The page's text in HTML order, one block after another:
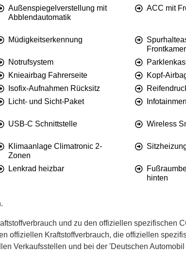
Außenspiegelverstellung mit
Abblendautomatik
ACC mit
Müdigkeitserkennung
Notrufsystem
Knieairbag Fahrerseite Kopf-
Isofix-Aufnahmen Rücksitz
Licht- und Sicht-Paket
USB-C Schnittstelle Wireless
Klimaanlage Climatronic 2-
Zonen
Lenkrad heizbar
hinten
und zu den offiziellen spezifischen
offiziellen Kraftstoffverbrauch, die offiziellen
Verkaufsstellen und bei der 'Deutschen